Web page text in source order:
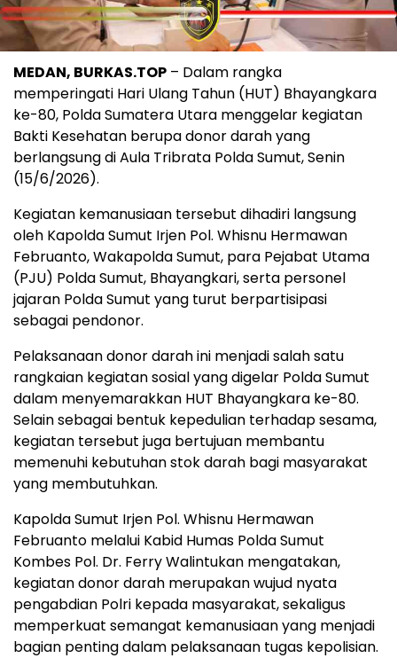
MEDAN, BURKAS.TOP – Dalam rangka
memperingati Hari Ulang Tahun (HUT) Bhayangkara
ke-80, Polda Sumatera Utara menggelar kegiatan
Bakti Kesehatan berupa donor darah yang
berlangsung di Aula Tribrata Polda Sumut, Senin
(15/6/2026).
Kegiatan kemanusiaan tersebut dihadiri langsung
oleh Kapolda Sumut Irjen Pol. Whisnu Hermawan
Februanto, Wakapolda Sumut, para Pejabat Utama
(PJU) Polda Sumut, Bhayangkari, serta personel
jajaran Polda Sumut yang turut berpartisipasi
sebagai pendonor.
Pelaksanaan donor darah ini menjadi salah satu
rangkaian kegiatan sosial yang digelar Polda Sumut
dalam menyemarakkan HUT Bhayangkara ke-80.
Selain sebagai bentuk kepedulian terhadap sesama,
kegiatan tersebut juga bertujuan membantu
memenuhi kebutuhan stok darah bagi masyarakat
yang membutuhkan.
Kapolda Sumut Irjen Pol. Whisnu Hermawan
Februanto melalui Kabid Humas Polda Sumut
Kombes Pol. Dr. Ferry Walintukan mengatakan,
kegiatan donor darah merupakan wujud nyata
pengabdian Polri kepada masyarakat, sekaligus
memperkuat semangat kemanusiaan yang menjadi
bagian penting dalam pelaksanaan tugas kepolisian.